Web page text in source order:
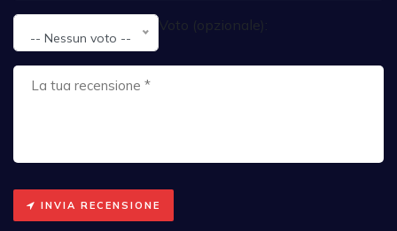
Voto (opzionale):
-- Nessun voto --
INVIA RECENSIONE